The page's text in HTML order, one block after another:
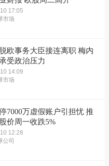
17:05
市场
欧事务大臣接连离职 梅内
受政治压力
14:09
市场
7000万虚假账户引担忧 推
价周一收跌5%
12:28
公司